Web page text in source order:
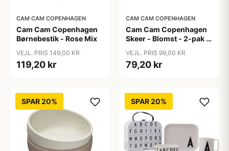
CAM CAM COPENHAGEN
Cam Cam Copenhagen
Børnebestik - Rose Mix
VEJL. PRIS 149,00 KR
119,20 kr
CAM CAM COPENHAGEN
Cam Cam Copenhagen
Skeer - Blomst - 2-pak -
VEJL. PRIS 99,00 KR
79,20 kr
SPAR 20% SPAR 20%